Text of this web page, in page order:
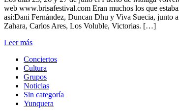
web www.brisafestival.com Eran muchos los que
así:Dani Fernández, Duncan Dhu y Viva Suecia, junto
Zahara, Carlos Ares, Los Voluble, Victorias. […]
Leer más
Conciertos
Cultura
Grupos
Noticias
Sin categoría
Yunquera